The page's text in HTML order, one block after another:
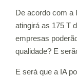
De acordo com a
atingirá as 175 T
empresas
qualidade? E
E será que a IA